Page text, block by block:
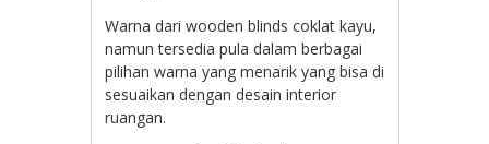
Warna dari wooden blinds coklat kayu,
namun tersedia pula dalam berbagai
pilihan warna yang menarik yang bisa di
sesuaikan dengan desain interior
ruangan.